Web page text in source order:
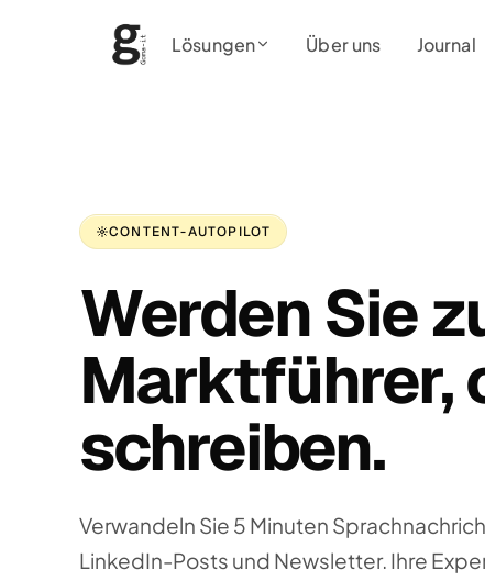
Lösungen Über uns Journal
CONTENT-AUTOPILOT
Werden Sie
Marktführer,
schreiben.
Verwandeln Sie 5 Minuten
LinkedIn-Posts und Newsletter. Ihre